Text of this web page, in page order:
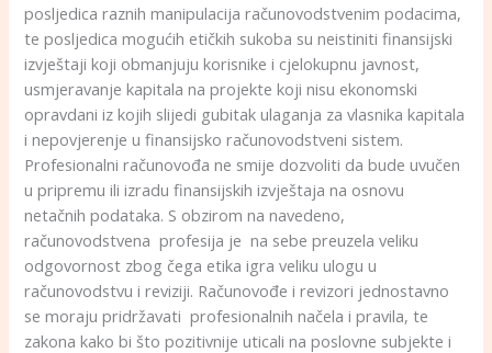
posljedica raznih manipulacija računovodstvenim podacima,
te posljedica mogućih etičkih sukoba su neistiniti finansijski
izvještaji koji obmanjuju korisnike i cjelokupnu javnost,
usmjeravanje kapitala na projekte koji nisu ekonomski
opravdani iz kojih slijedi gubitak ulaganja za vlasnika kapitala
i nepovjerenje u finansijsko računovodstveni sistem.
Profesionalni računovođa ne smije dozvoliti da bude uvučen
u pripremu ili izradu finansijskih izvještaja na osnovu
netačnih podataka. S obzirom na navedeno,
računovodstvena profesija je na sebe preuzela veliku
odgovornost zbog čega etika igra veliku ulogu u
računovodstvu i reviziji. Računovođe i revizori jednostavno
se moraju pridržavati profesionalnih načela i pravila, te
zakona kako bi što pozitivnije uticali na poslovne subjekte i